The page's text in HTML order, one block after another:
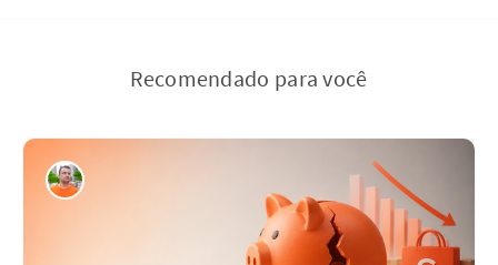
Recomendado para você